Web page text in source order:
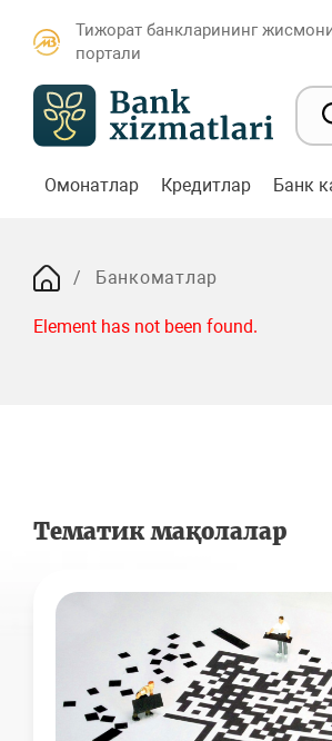
Тижорат банкларининг
портали
Омонатлар Кредитлар Банк
Банкоматлар
Element has not been found.
Тематик мақолалар